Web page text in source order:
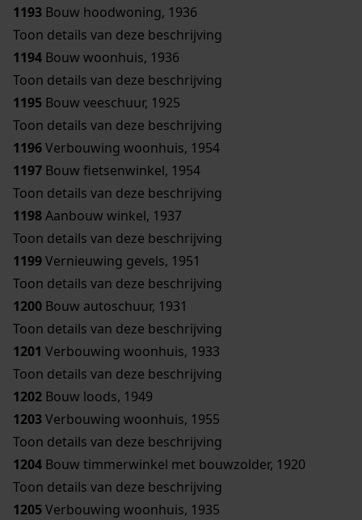
1193 Bouw hoodwoning, 1936
Toon details van deze beschrijving
1194 Bouw woonhuis, 1936
Toon details van deze beschrijving
1195 Bouw veeschuur, 1925
Toon details van deze beschrijving
1196Verbouwing woonhuis, 1954
1197 Bouw fietsenwinkel, 1954
Toon details van deze beschrijving
1198Aanbouw winkel, 1937
Toon details van deze beschrijving
1199Vernieuwing gevels, 1951
Toon details van deze beschrijving
1200 Bouw autoschuur, 1931
Toon details van deze beschrijving
1201 Verbouwing woonhuis, 1933
Toon details van deze beschrijving
1202 Bouw loods, 1949
1203Verbouwing woonhuis, 1955
Toon details van deze beschrijving
1204 Bouw timmerwinkel met bouwzolder, 1920
Toon details van deze beschrijving
1205Verbouwing woonhuis, 1935